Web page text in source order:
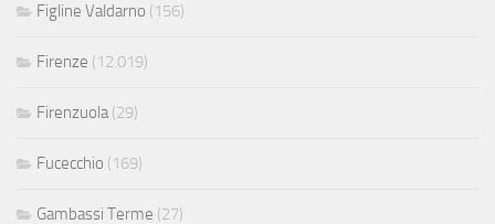
Figline Valdarno (156)
Firenze (12.019)
Firenzuola(29)
Fucecchio (169)
Gambassi Terme (27)